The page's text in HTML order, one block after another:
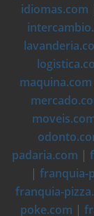
idiomas.com
maquina.com
padaria.com |
| franquia-
franquia-
poke.com |